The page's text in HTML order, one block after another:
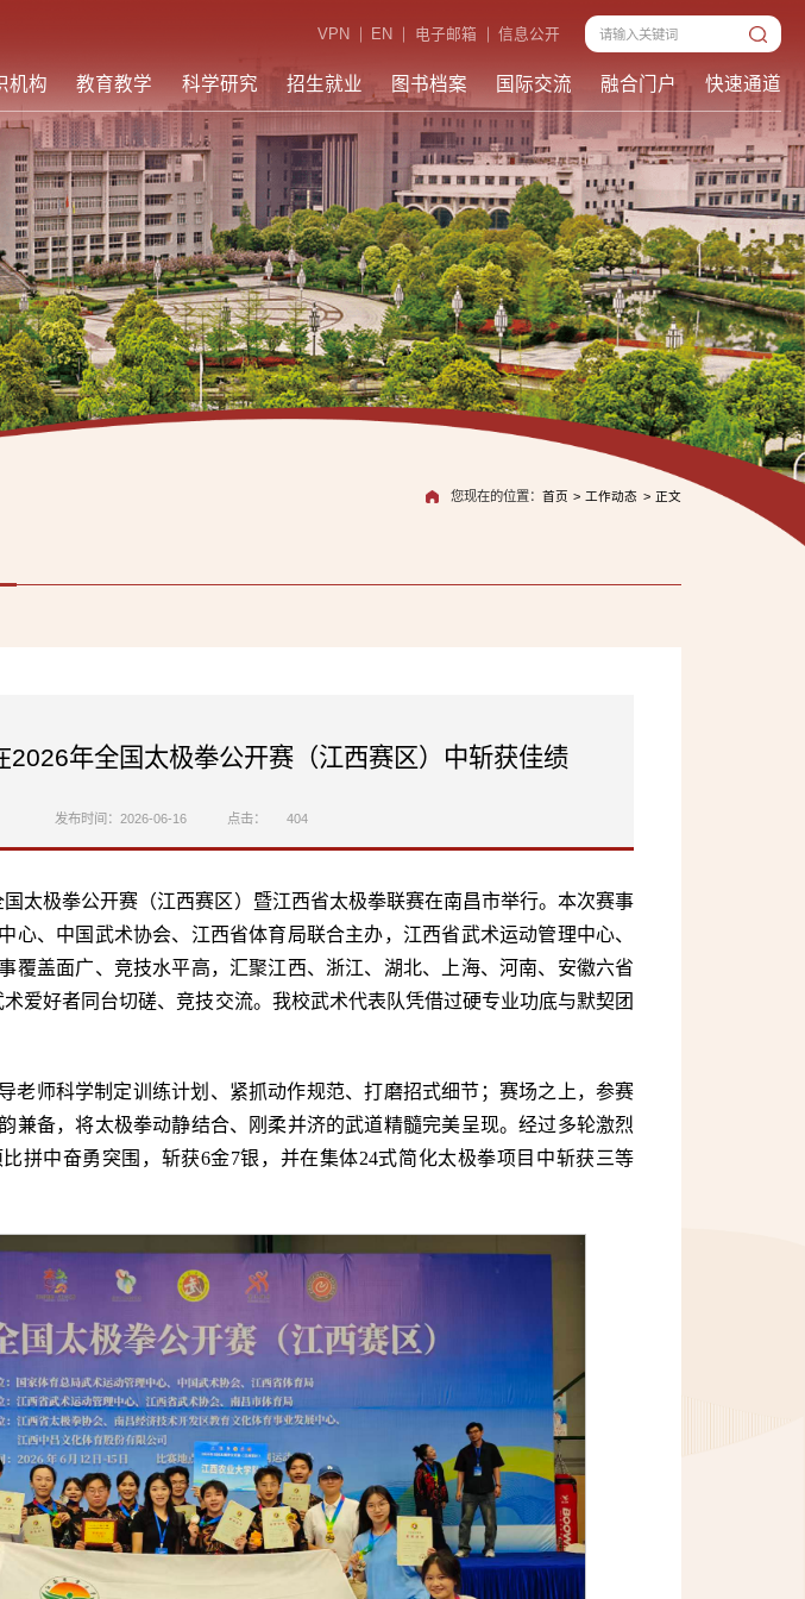
VPN EN 电子邮箱 信息公开
机构 教育教学 科学研究 招生就业 图书档案 国际交流 融合门户 快速通道
您现在的位置： 首页 > 工作动态 > 正文
2026年全国太极拳公开赛（江西赛区）中斩获佳绩
发布时间：2026-06-16 点击： 404
国太极拳公开赛（江西赛区）暨江西省太极拳联赛在南昌市举行。本次赛事
心、中国武术协会、江西省体育局联合主办，江西省武术运动管理中心、
覆盖面广、竞技水平高，汇聚江西、浙江、湖北、上海、河南、安徽六省
术爱好者同台切磋、竞技交流。我校武术代表队凭借过硬专业功底与默契团
老师科学制定训练计划、紧抓动作规范、打磨招式细节；赛场之上，参赛
兼备，将太极拳动静结合、刚柔并济的武道精髓完美呈现。经过多轮激烈
拼中奋勇突围，斩获6金7银，并在集体24式简化太极拳项目中斩获三等